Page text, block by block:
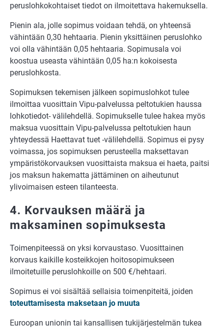
peruslohkokohtaiset tiedot on ilmoitettava hakemuksella.
Pienin ala, jolle sopimus voidaan tehdä, on yhteensä
vähintään 0,30 hehtaaria. Pienin yksittäinen peruslohko
voi olla vähintään 0,05 hehtaaria. Sopimusala voi
koostua useasta vähintään 0,05 ha:n kokoisesta
peruslohkosta.
Sopimuksen tekemisen jälkeen sopimuslohkot tulee
ilmoittaa vuosittain Vipu-palvelussa peltotukien haussa
lohkotiedot- välilehdellä. Sopimukselle tulee hakea myös
maksua vuosittain Vipu-palvelussa peltotukien haun
yhteydessä Haettavat tuet -välilehdellä. Sopimus ei pysy
voimassa, jos sopimuksen perusteella maksettavan
ympäristökorvauksen vuosittaista maksua ei haeta, paitsi
jos maksun hakematta jättäminen on aiheutunut
ylivoimaisen esteen tilanteesta.
4. Korvauksen määrä ja
maksaminen sopimuksesta
Toimenpiteessä on yksi korvaustaso. Vuosittainen
korvaus kaikille kosteikkojen hoitosopimukseen
ilmoitetuille peruslohkoille on 500 €/hehtaari.
Sopimus ei voi sisältää sellaisia toimenpiteitä, joiden
toteuttamisesta maksetaan jo muuta
Euroopan unionin tai kansallisen tukijärjestelmän tukea